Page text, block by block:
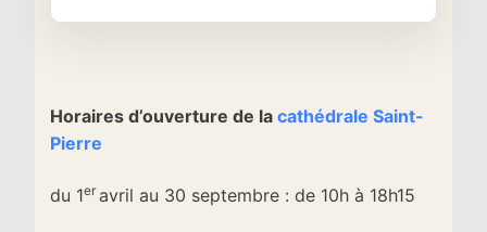
Horaires d’ouverture de la cathédrale Saint-
Pierre
du 1er avril au 30 septembre : de 10h à 18h15